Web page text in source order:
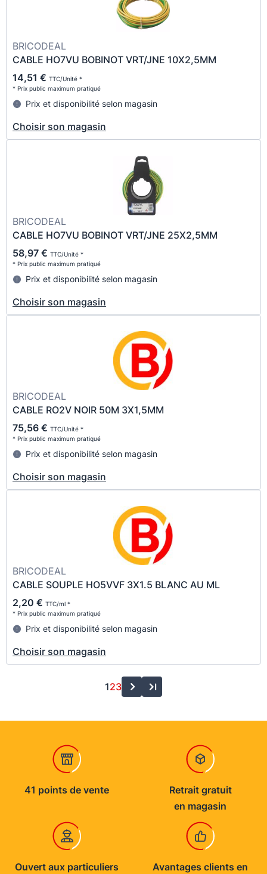
BRICODEAL
CABLE HO7VU BOBINOT VRT/JNE 10X2,5MM
14,51 € TTC/Unité *
* Prix public maximum pratiqué
Prix et disponibilité selon magasin
Choisir son magasin
BRICODEAL
CABLE HO7VU BOBINOT VRT/JNE 25X2,5MM
58,97 € TTC/Unité *
* Prix public maximum pratiqué
Prix et disponibilité selon magasin
Choisir son magasin
BRICODEAL
CABLE RO2V NOIR 50M 3X1,5MM
75,56 € TTC/Unité *
* Prix public maximum pratiqué
Prix et disponibilité selon magasin
Choisir son magasin
BRICODEAL
CABLE SOUPLE HO5VVF 3X1.5 BLANC AU ML
2,20 € TTC/ml *
* Prix public maximum pratiqué
Prix et disponibilité selon magasin
Choisir son magasin
123
41 points de vente
Retrait gratuit
en magasin
Ouvert aux particuliers
Avantages clients en